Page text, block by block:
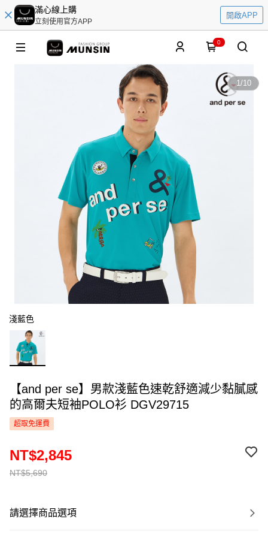
滿心線上購
立刻使用官方APP
開啟APP
0
1/10
淺藍色
【and per se】男款淺藍色速乾舒適減少黏膩感
的高爾夫短袖POLO衫 DGV29715
超取免運費
NT$5,690
NT$2,845
請選擇商品選項